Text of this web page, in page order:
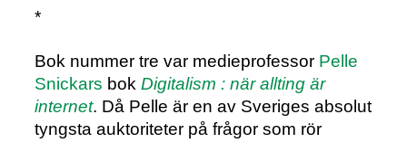
*
Bok nummer tre var medieprofessor Pelle
Snickars bok Digitalism : när allting är
internet. Då Pelle är en av Sveriges absolut
tyngsta auktoriteter på frågor som rör